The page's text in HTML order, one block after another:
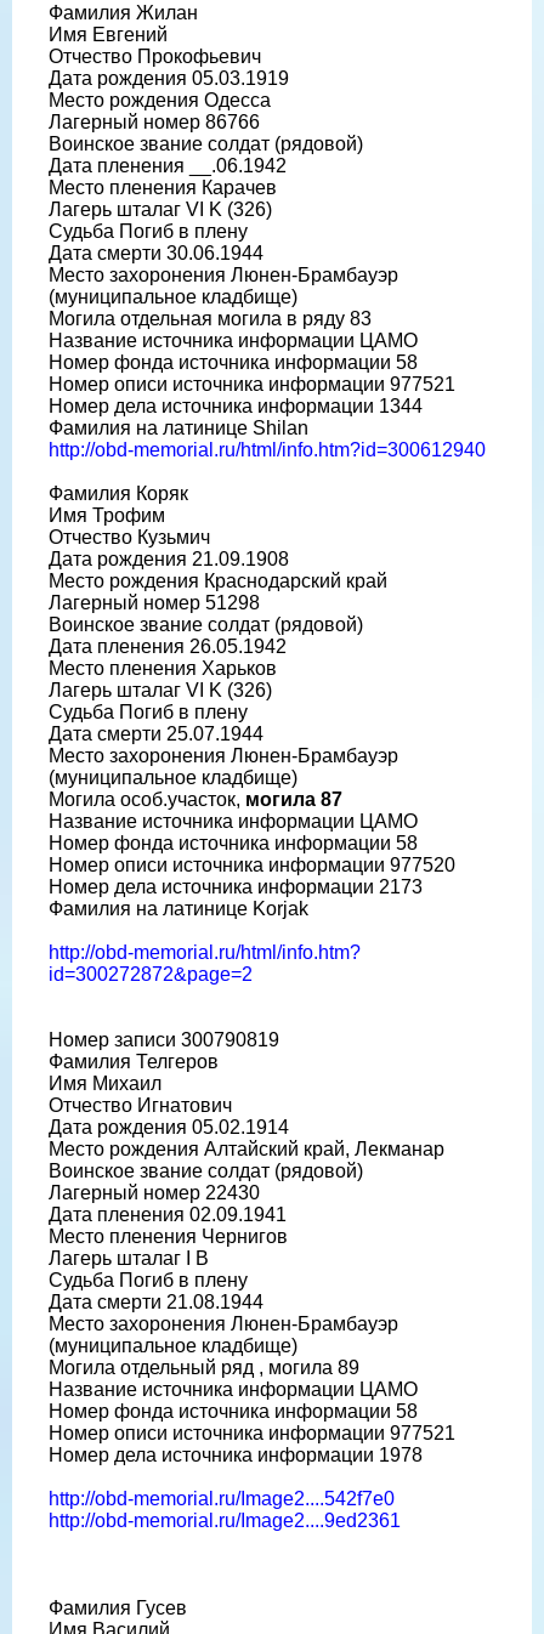
Фамилия Жилан
Имя Евгений
Отчество Прокофьевич
Дата рождения 05.03.1919
Место рождения Одесса
Лагерный номер 86766
Воинское звание солдат (рядовой)
Дата пленения __.06.1942
Место пленения Карачев
Лагерь шталаг VI K (326)
Судьба Погиб в плену
Дата смерти 30.06.1944
Место захоронения Люнен-Брамбауэр
(муниципальное кладбище)
Могила отдельная могила в ряду 83
Название источника информации ЦАМО
Номер фонда источника информации 58
Номер описи источника информации 977521
Номер дела источника информации 1344
Фамилия на латинице Shilan
http://obd-memorial.ru/html/info.htm?id=300612940
Фамилия Коряк
Имя Трофим
Отчество Кузьмич
Дата рождения 21.09.1908
Место рождения Краснодарский край
Лагерный номер 51298
Воинское звание солдат (рядовой)
Дата пленения 26.05.1942
Место пленения Харьков
Лагерь шталаг VI K (326)
Судьба Погиб в плену
Дата смерти 25.07.1944
Место захоронения Люнен-Брамбауэр
(муниципальное кладбище)
Могила особ.участок, могила 87
Название источника информации ЦАМО
Номер фонда источника информации 58
Номер описи источника информации 977520
Номер дела источника информации 2173
Фамилия на латинице Korjak
http://obd-memorial.ru/html/info.htm?
id=300272872&page=2
Номер записи 300790819
Фамилия Телгеров
Имя Михаил
Отчество Игнатович
Дата рождения 05.02.1914
Место рождения Алтайский край, Лекманар
Воинское звание солдат (рядовой)
Лагерный номер 22430
Дата пленения 02.09.1941
Место пленения Чернигов
Лагерь шталаг I B
Судьба Погиб в плену
Дата смерти 21.08.1944
Место захоронения Люнен-Брамбауэр
(муниципальное кладбище)
Могила отдельный ряд , могила 89
Название источника информации ЦАМО
Номер фонда источника информации 58
Номер описи источника информации 977521
Номер дела источника информации 1978
http://obd-memorial.ru/Image2....542f7e0
http://obd-memorial.ru/Image2....9ed2361
Фамилия Гусев
Имя Василий